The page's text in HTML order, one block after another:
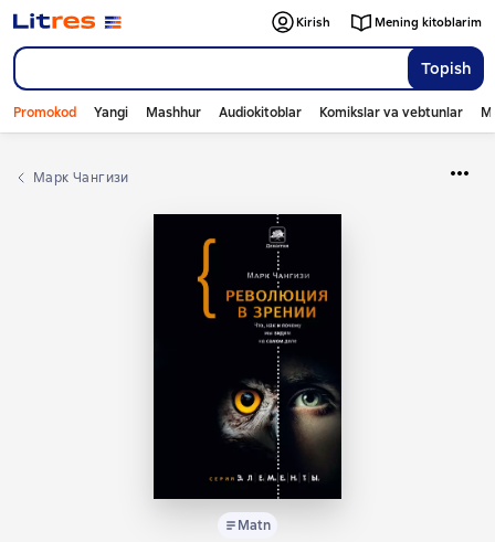
Topish
Kirish Mening kitoblarim
Promokod Yangi Mashhur Audiokitoblar Komikslar va vebtunlar
Марк Чангизи
Matn